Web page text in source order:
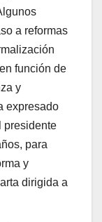
a reformas
función de
y
expresado
presidente
para
y
dirigida a